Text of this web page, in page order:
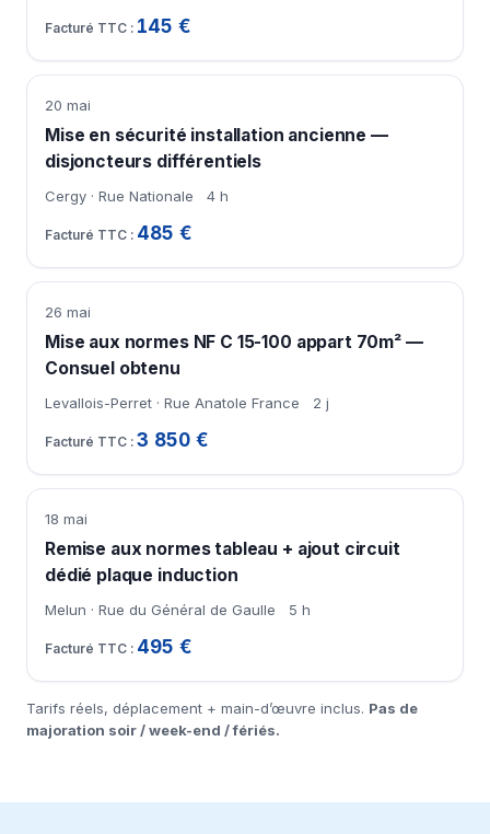
145 €
20 mai
Mise en sécurité installation ancienne —
disjoncteurs différentiels
Cergy · Rue Nationale 4 h
485 €
26 mai
Mise aux normes NF C 15-100 appart 70m² —
Consuel obtenu
Levallois-Perret · Rue Anatole France 2 j
3 850 €
18 mai
Remise aux normes tableau + ajout circuit
dédié plaque induction
Melun · Rue du Général de Gaulle 5 h
495 €
Tarifs réels, déplacement + main-d’œuvre inclus. Pas de
majoration soir / week-end / fériés.